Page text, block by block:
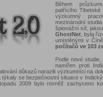
Během
patřícího Tibetské
výzkumný
mezinárodní
špionážní síť,
GhostNet, byla
umístěnými v
počítačů ve 103
Podle nové
namířen proti
důkazů narazili výzkumníci na
se bezpečnostní situace v
2009 bylo rovněž zachyceno